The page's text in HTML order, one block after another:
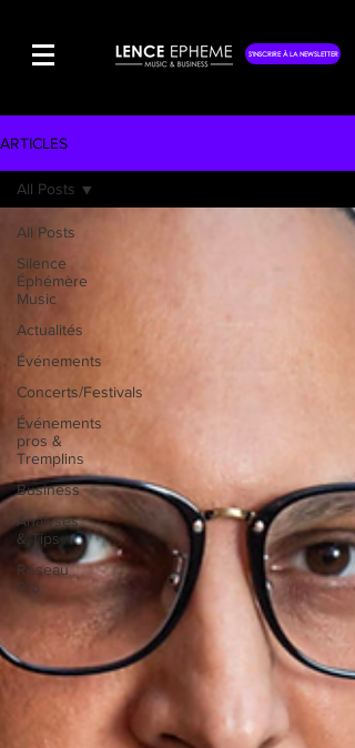
S'INSCRIRE À LA NEWSLETTER
ARTICLES
All Posts
Silence
Éphémère
Music
Actualités
Événements
Concerts/Festivals
Événements
pros &
Tremplins
Business
Analyses
& Tips
Réseau
Pro
All Posts